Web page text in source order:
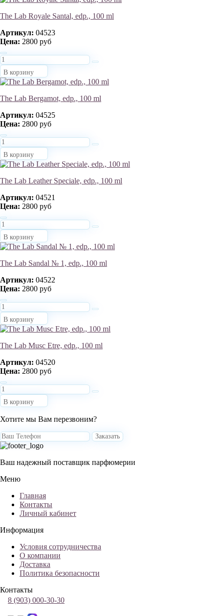
The Lab Royale Santal, edp., 100 ml
Артикул: 04523
Цена: 2800 руб
В корзину
The Lab Bergamot, edp., 100 ml
Артикул: 04525
Цена: 2800 руб
В корзину
The Lab Leather Speciale, edp., 100 ml
Артикул: 04521
Цена: 2800 руб
В корзину
The Lab Sandal № 1, edp., 100 ml
Артикул: 04522
Цена: 2800 руб
В корзину
The Lab Musc Etre, edp., 100 ml
Артикул: 04520
Цена: 2800 руб
В корзину
Хотите мы Вам перезвоним?
Заказать
Ваш надежный поставщик парфюмерии
Меню
Главная
Контакты
Личный кабинет
Информация
Условия сотрудничества
О компании
Доставка
Политика безопасности
Контакты
8 (903) 000-30-30